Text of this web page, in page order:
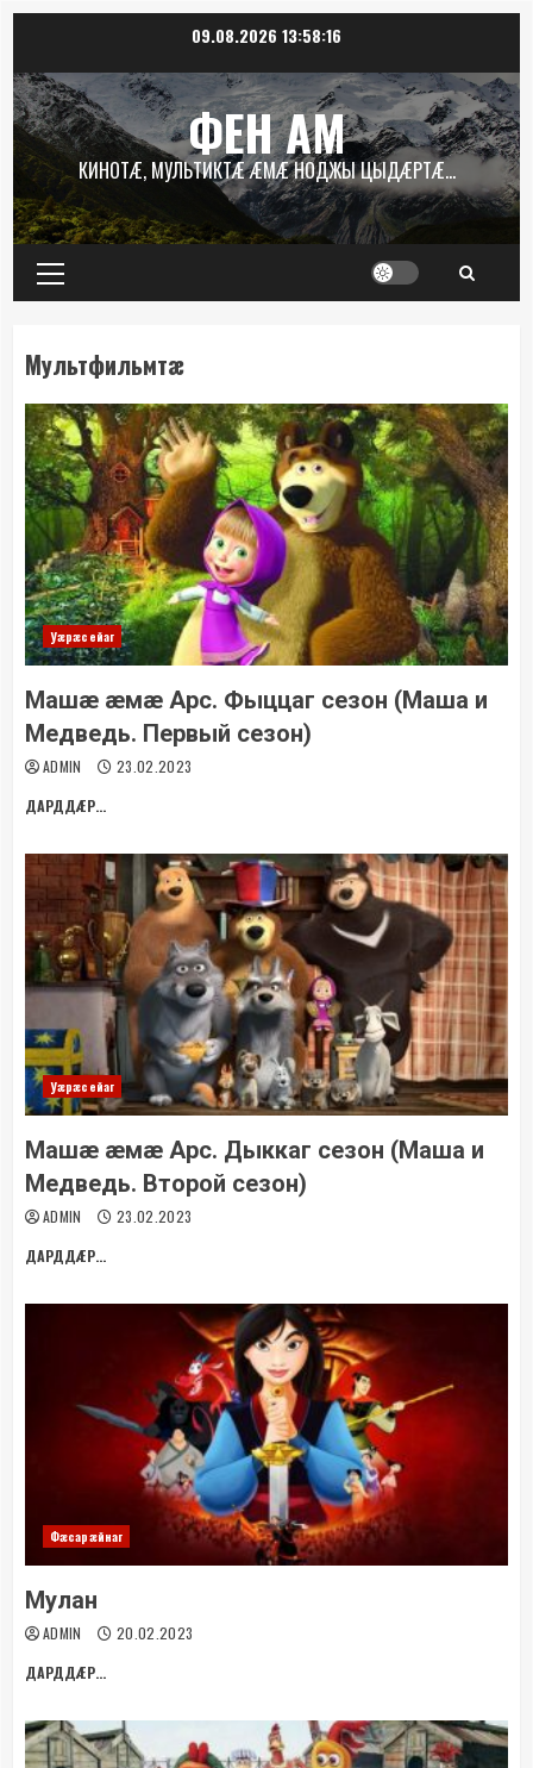
содержимому
09.08.202613:58:17
ФЕН АМ
КИНОТÆ, МУЛЬТИКТÆ ÆМÆ НОДЖЫ ЦЫДÆРТÆ…
Основное
меню
Мультфильмтæ
Уæрæсейаг
Машæ æмæ Арс. Фыццаг сезон (Маша и
Медведь. Первый сезон)
ADMIN
23.02.2023
ДАРДДÆР...
Уæрæсейаг
Машæ æмæ Арс. Дыккаг сезон (Маша и
Медведь. Второй сезон)
ADMIN
23.02.2023
ДАРДДÆР...
Фæсарæйнаг
Мулан
ADMIN
20.02.2023
ДАРДДÆР...